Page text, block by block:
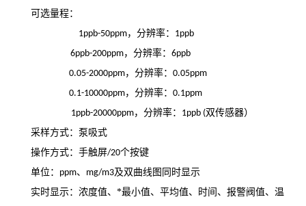
可选量程：
1ppb-50ppm， 分辨率： 1ppb
6ppb-200ppm， 分辨率： 6ppb
0.05-2000ppm， 分辨率： 0.05ppm
0.1-10000ppm， 分辨率： 0.1ppm
1ppb-20000ppm， 分辨率： 1ppb (双传感器）
采样方式：泵吸式
操作方式：手触屏/20个按键
单位： ppm、 mg/m3及双曲线图同时显示
实时显示：浓度值、*最小值、平均值、时间、报警阀值、温